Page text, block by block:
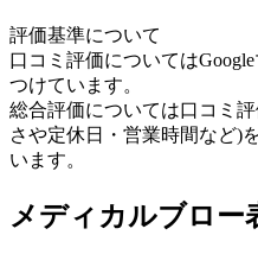
評価基準について
口コミ評価については
つけています。
総合評価については口コミ
さや定休日・営業時間など)
います。
メディカルブロー